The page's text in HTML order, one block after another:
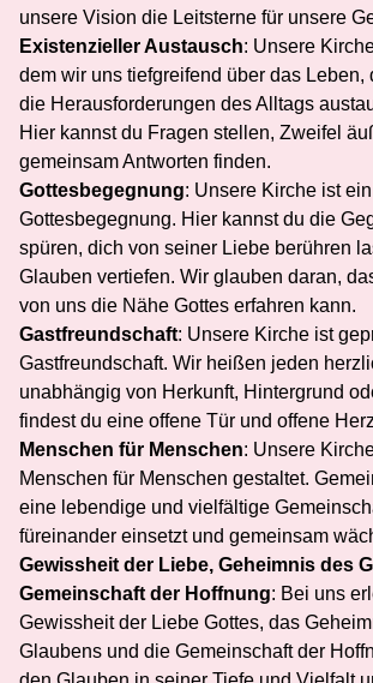
unsere Vision die Leitsterne für unsere
Existenzieller Austausch: Unsere
dem wir uns tiefgreifend über das Leben,
die Herausforderungen des Alltags
Hier kannst du Fragen stellen, Zweifel
gemeinsam Antworten finden.
Gottesbegegnung: Unsere Kirche ist
Gottesbegegnung. Hier kannst du die
spüren, dich von seiner Liebe berühren
Glauben vertiefen. Wir glauben daran,
von uns die Nähe Gottes erfahren kann.
Gastfreundschaft: Unsere Kirche ist
Gastfreundschaft. Wir heißen jeden
unabhängig von Herkunft, Hintergrund
findest du eine offene Tür und offene
Menschen für Menschen: Unsere
Menschen für Menschen gestaltet.
eine lebendige und vielfältige
füreinander einsetzt und gemeinsam
Gewissheit der Liebe, Geheimnis des
Gemeinschaft der Hoffnung: Bei uns
Gewissheit der Liebe Gottes, das
Glaubens und die Gemeinschaft der